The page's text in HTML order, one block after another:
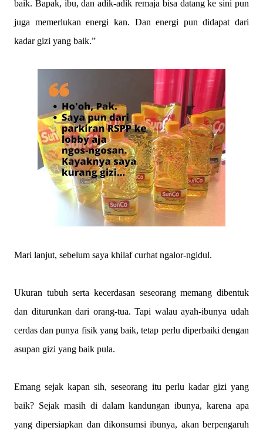
baik. Bapak, ibu, dan adik-adik remaja bisa datang ke sini pun
juga memerlukan energi kan. Dan energi pun didapat dari
kadar gizi yang baik.”
Mari lanjut, sebelum saya khilaf curhat ngalor-ngidul.
Ukuran tubuh serta kecerdasan seseorang memang dibentuk
dan diturunkan dari orang-tua. Tapi walau ayah-ibunya udah
cerdas dan punya fisik yang baik, tetap perlu diperbaiki dengan
asupan gizi yang baik pula.
Emang sejak kapan sih, seseorang itu perlu kadar gizi yang
baik? Sejak masih di dalam kandungan ibunya, karena apa
yang dipersiapkan dan dikonsumsi ibunya, akan berpengaruh